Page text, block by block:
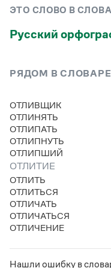
Словари русского языка
для школьников
Письмовник
Справочник по
Словарь-справочник
Справочник по
Азбучные истины
Словарь-справочник
Все справочники портала
Новости и события
Словарь русских
Словарь
(1956)
ЭТО СЛОВО В
Русский
РЯДОМ В СЛОВАРЕ
ОТЛИВЩИК
ОТЛИНЯТЬ
ОТЛИПАТЬ
ОТЛИПНУТЬ
ОТЛИПШИЙ
ОТЛИТИЕ
ОТЛИТЬ
ОТЛИТЬСЯ
ОТЛИЧАТЬ
ОТЛИЧАТЬСЯ
ОТЛИЧЕНИЕ
Нашли ошибку в